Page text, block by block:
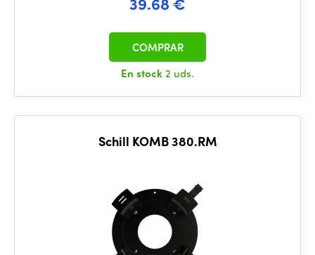
En stock2 uds.
COMPRAR
Schill KOMB 380.RM